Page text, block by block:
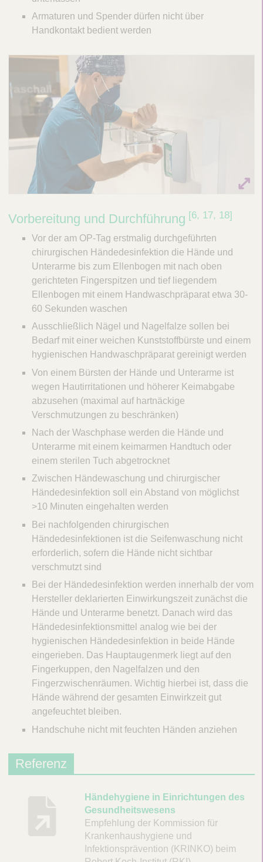
Armaturen und Spender dürfen nicht über
Handkontakt bedient werden
Vorbereitung und Durchführung ​[6, 17, 18]​
Vor der am OP-Tag erstmalig durchgeführten
chirurgischen Händedesinfektion die Hände und
Unterarme bis zum Ellenbogen mit nach oben
gerichteten Fingerspitzen und tief liegendem
Ellenbogen mit einem Handwaschpräparat etwa 30-
60 Sekunden waschen
Ausschließlich Nägel und Nagelfalze sollen bei
Bedarf mit einer weichen Kunststoffbürste und einem
hygienischen Handwaschpräparat gereinigt werden
Von einem Bürsten der Hände und Unterarme ist
wegen Hautirritationen und höherer Keimabgabe
abzusehen (maximal auf hartnäckige
Verschmutzungen zu beschränken)
Nach der Waschphase werden die Hände und
Unterarme mit einem keimarmen Handtuch oder
einem sterilen Tuch abgetrocknet
Zwischen Händewaschung und chirurgischer
Händedesinfektion soll ein Abstand von möglichst
>10 Minuten eingehalten werden
Bei nachfolgenden chirurgischen
Händedesinfektionen ist die Seifenwaschung nicht
erforderlich, sofern die Hände nicht sichtbar
verschmutzt sind
Bei der Händedesinfektion werden innerhalb der vom
Hersteller deklarierten Einwirkungszeit zunächst die
Hände und Unterarme benetzt. Danach wird das
Händedesinfektionsmittel analog wie bei der
hygienischen Händedesinfektion in beide Hände
eingerieben. Das Hauptaugenmerk liegt auf den
Fingerkuppen, den Nagelfalzen und den
Fingerzwischenräumen. Wichtig hierbei ist, dass die
Hände während der gesamten Einwirkzeit gut
angefeuchtet bleiben.
Handschuhe nicht mit feuchten Händen anziehen
Referenz
B
e
s
c
h
Händehygiene in Einrichtungen des
Gesundheitswesens
Empfehlung der Kommission für
Krankenhaushygiene und
Infektionsprävention (KRINKO) beim